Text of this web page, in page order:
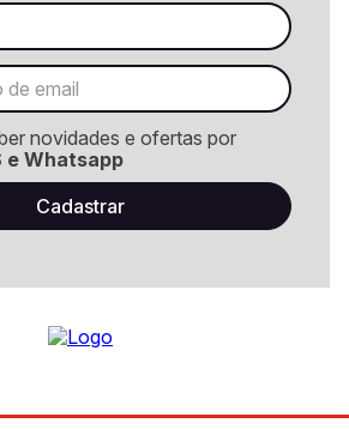
novidades e ofertas por
e Whatsapp